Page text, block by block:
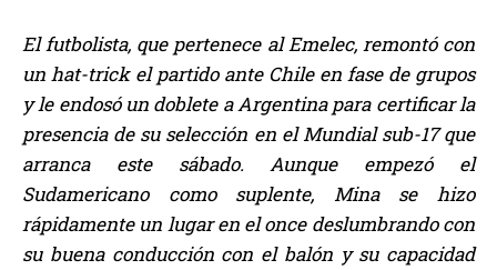
El futbolista, que pertenece al Emelec, remontó con
un hat-trick el partido ante Chile en fase de grupos
y le endosó un doblete a Argentina para certificar la
presencia de su selección en el Mundial sub-17 que
arranca este sábado. Aunque empezó el
Sudamericano como suplente, Mina se hizo
rápidamente un lugar en el once deslumbrando con
su buena conducción con el balón y su capacidad